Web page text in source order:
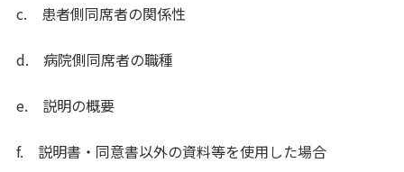
c. 患者側同席者の関係性
d. 病院側同席者の職種
e. 説明の概要
f. 説明書・同意書以外の資料等を使用した場合